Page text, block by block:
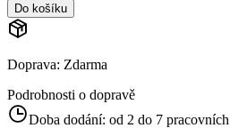
Do košíku
Doprava: Zdarma
Podrobnosti o dopravě
Doba dodání: od 2 do 7